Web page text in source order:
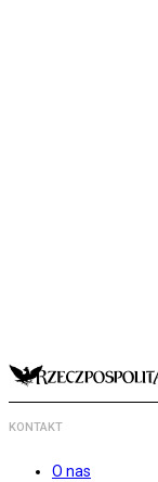
KONTAKT
O nas